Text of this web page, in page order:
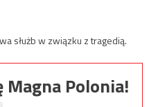
służb w związku z tragedią.
Polonia!